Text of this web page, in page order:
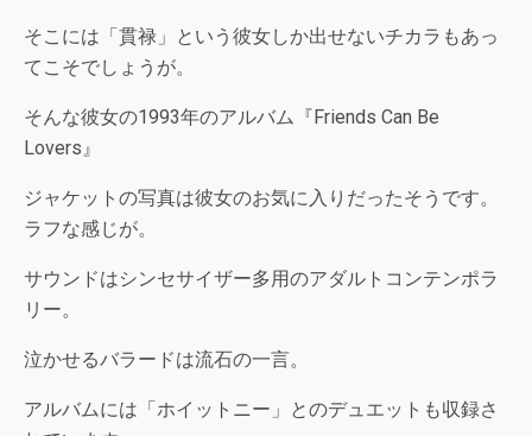
そこには「貫禄」という彼女しか出せないチカラもあっ
てこそでしょうが。
そんな彼女の1993年のアルバム『Friends Can Be
Lovers』
ジャケットの写真は彼女のお気に入りだったそうです。
ラフな感じが。
サウンドはシンセサイザー多用のアダルトコンテンポラ
リー。
泣かせるバラードは流石の一言。
アルバムには「ホイットニー」とのデュエットも収録さ